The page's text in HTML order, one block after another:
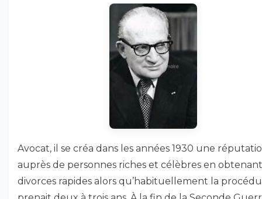
Avocat, il se créa dans les années 1930 une
auprès de personnes riches et célèbres en
divorces rapides alors qu’habituellement la